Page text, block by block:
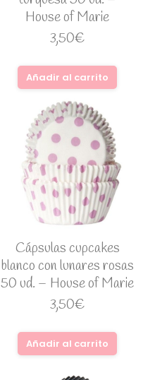
House of Marie
3,50€
Añadir al carrito
Cápsulas cupcakes
blanco con lunares rosas
50 ud. – House of Marie
3,50€
Añadir al carrito